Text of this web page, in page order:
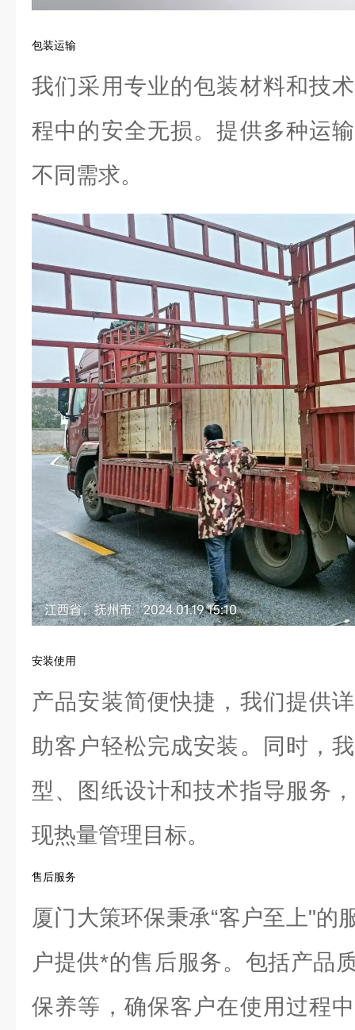
包装运输
我们采用专业的包装材料和技
程中的安全无损。提供多种运
不同需求。
安装使用
产品安装简便快捷，我们提供
助客户轻松完成安装。同时，
型、图纸设计和技术指导服务
现热量管理目标。
售后服务
厦门大策环保秉承“客户至上"的
户提供*的售后服务。包括产品
保养等，确保客户在使用过程